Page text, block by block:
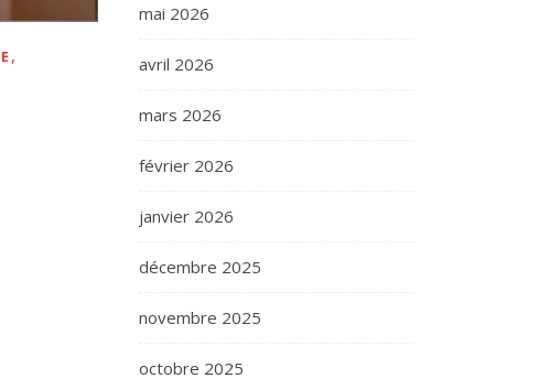
,
mai 2026
avril 2026
mars 2026
février 2026
janvier 2026
décembre 2025
novembre 2025
octobre 2025